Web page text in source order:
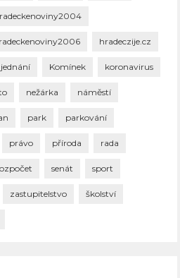
hradeczije.cz
Komínek koronavirus
nežárka náměstí
park parkování
právo příroda rada
senát sport
zastupitelstvo školství